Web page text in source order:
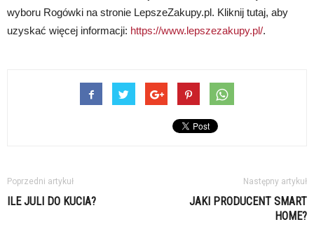
wyboru Rogówki na stronie LepszeZakupy.pl. Kliknij tutaj, aby
uzyskać więcej informacji: https://www.lepszezakupy.pl/.
Poprzedni artykuł
ILE JULI DO KUCIA?
Następny artykuł
JAKI PRODUCENT SMART
HOME?